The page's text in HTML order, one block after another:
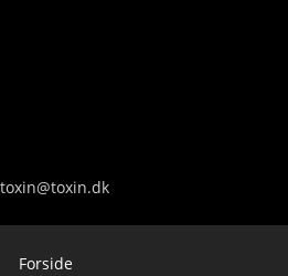
toxin@toxin.dk
Forside